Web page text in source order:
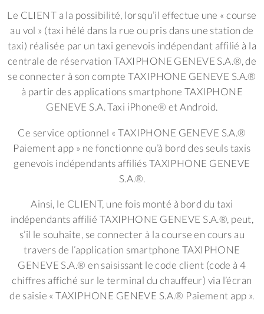
Le CLIENT a la possibilité, lorsqu’il effectue une « course
au vol » (taxi hélé dans la rue ou pris dans une station de
taxi) réalisée par un taxi genevois indépendant affilié à la
centrale de réservation TAXIPHONE GENEVE S.A.®, de
se connecter à son compte TAXIPHONE GENEVE S.A.®
à partir des applications smartphone TAXIPHONE
GENEVE S.A. Taxi iPhone® et Android.
Ce service optionnel « TAXIPHONE GENEVE S.A.®
Paiement app » ne fonctionne qu’à bord des seuls taxis
genevois indépendants affiliés TAXIPHONE GENEVE
S.A.®.
Ainsi, le CLIENT, une fois monté à bord du taxi
indépendants affilié TAXIPHONE GENEVE S.A.®, peut,
s’il le souhaite, se connecter à la course en cours au
travers de l’application smartphone TAXIPHONE
GENEVE S.A.® en saisissant le code client (code à 4
chiffres affiché sur le terminal du chauffeur) via l’écran
de saisie « TAXIPHONE GENEVE S.A.® Paiement app ».